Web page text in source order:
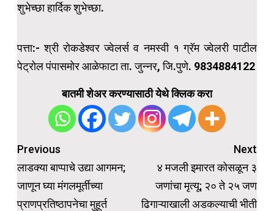
शुभेच्छा हार्दिक शुभेच्छा.
पत्ता:- श्री रोकडेश्वर ज्वेलर्स व नमस्वी १ ग्रॅम ज्वेलरी पाटील
पेट्रोल पंपासमोर आळेफाटा ता. जुन्नर, जि.पुणे. 9834884122
बातमी शेअर करण्यासाठी येथे क्लिक करा
Post
navigation
Previous
लाडक्या बाप्पाचे उद्या आगमन;
जाणून घ्या मंगलमूर्तीच्या
प्राणप्रतिष्ठापनेचा मुहूर्त
Next
४ मजली इमारत कोसळून ३
जणांचा मृत्यू; २० ते २५ जण
ढिगाऱ्याखाली अडकल्याची भीती